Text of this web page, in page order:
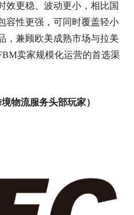
效更稳、波动更小，相比国
容性更强，可同时覆盖轻小
，兼顾欧美成熟市场与拉美
卖家规模化运营的首选渠
物流服务头部玩家）